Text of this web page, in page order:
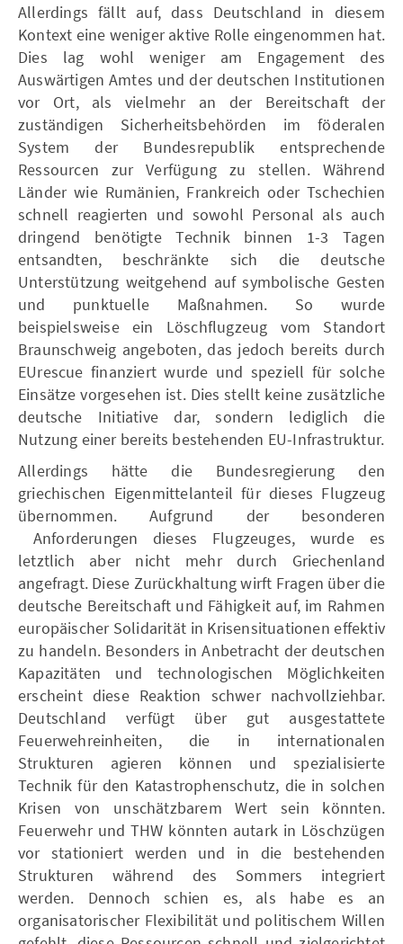
Allerdings fällt auf, dass Deutschland in diesem
Kontext eine weniger aktive Rolle eingenommen hat.
Dies lag wohl weniger am Engagement des
Auswärtigen Amtes und der deutschen Institutionen
vor Ort, als vielmehr an der Bereitschaft der
zuständigen Sicherheitsbehörden im föderalen
System der Bundesrepublik entsprechende
Ressourcen zur Verfügung zu stellen. Während
Länder wie Rumänien, Frankreich oder Tschechien
schnell reagierten und sowohl Personal als auch
dringend benötigte Technik binnen 1-3 Tagen
entsandten, beschränkte sich die deutsche
Unterstützung weitgehend auf symbolische Gesten
und punktuelle Maßnahmen. So wurde
beispielsweise ein Löschflugzeug vom Standort
Braunschweig angeboten, das jedoch bereits durch
EUrescue finanziert wurde und speziell für solche
Einsätze vorgesehen ist. Dies stellt keine zusätzliche
deutsche Initiative dar, sondern lediglich die
Nutzung einer bereits bestehenden EU-Infrastruktur.
Allerdings hätte die Bundesregierung den
griechischen Eigenmittelanteil für dieses Flugzeug
übernommen. Aufgrund der besonderen
Anforderungen dieses Flugzeuges, wurde es
letztlich aber nicht mehr durch Griechenland
angefragt. Diese Zurückhaltung wirft Fragen über die
deutsche Bereitschaft und Fähigkeit auf, im Rahmen
europäischer Solidarität in Krisensituationen effektiv
zu handeln. Besonders in Anbetracht der deutschen
Kapazitäten und technologischen Möglichkeiten
erscheint diese Reaktion schwer nachvollziehbar.
Deutschland verfügt über gut ausgestattete
Feuerwehreinheiten, die in internationalen
Strukturen agieren können und spezialisierte
Technik für den Katastrophenschutz, die in solchen
Krisen von unschätzbarem Wert sein könnten.
Feuerwehr und THW könnten autark in Löschzügen
vor stationiert werden und in die bestehenden
Strukturen während des Sommers integriert
werden. Dennoch schien es, als habe es an
organisatorischer Flexibilität und politischem Willen